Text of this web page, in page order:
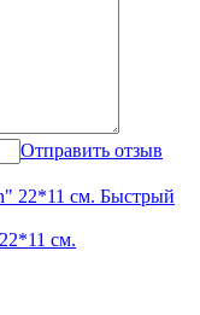
Отправить отзыв
Быстрый
см.